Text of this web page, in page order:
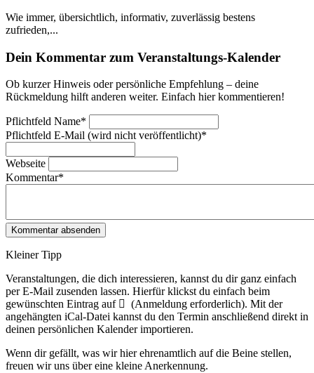
Wie immer, übersichtlich, informativ, zuverlässig bestens
zufrieden,...
Dein Kommentar zum Veranstaltungs-Kalender
Ob kurzer Hinweis oder persönliche Empfehlung – deine
Rückmeldung hilft anderen weiter. Einfach hier kommentieren!
Pflichtfeld Name*
Pflichtfeld E-Mail (wird nicht veröffentlicht)*
Webseite
Kommentar*
Kleiner Tipp
Veranstaltungen, die dich interessieren, kannst du dir ganz einfach
per E‑Mail zusenden lassen. Hierfür klickst du einfach beim
gewünschten Eintrag auf
(Anmeldung erforderlich). Mit der
angehängten iCal-Datei kannst du den Termin anschließend direkt in
deinen persönlichen Kalender importieren.
Wenn dir gefällt, was wir hier ehrenamtlich auf die Beine stellen,
freuen wir uns über eine kleine Anerkennung.